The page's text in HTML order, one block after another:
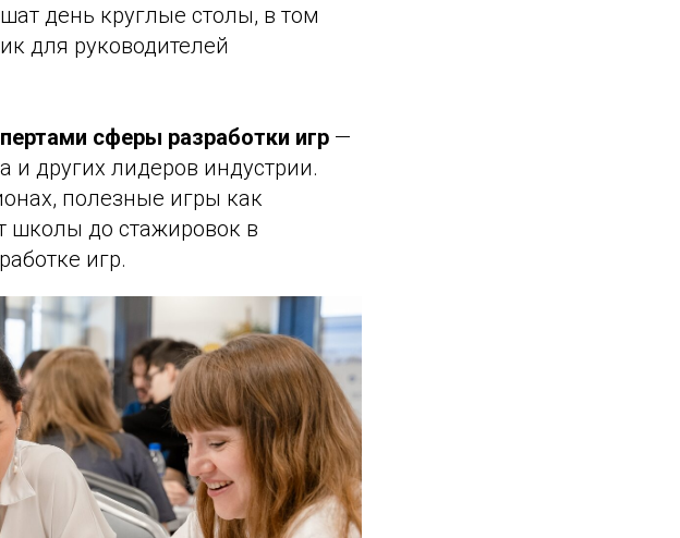
день круглые столы, в том
для руководителей
сферы разработки игр —
и других лидеров индустрии.
полезные игры как
школы до стажировок в
игр.